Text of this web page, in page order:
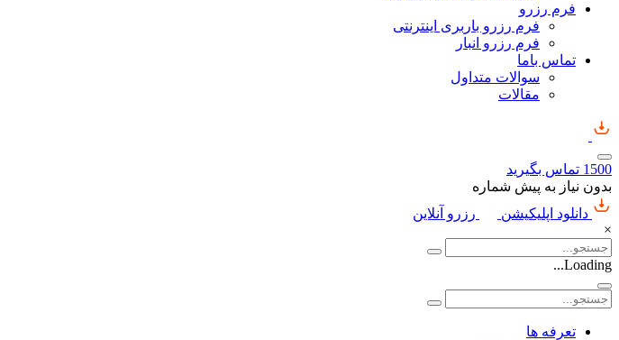
فرم رزرو
فرم رزرو باربری اینترنتی
فرم رزرو انبار
تماس باما
سوالات متداول
مقالات
1500 تماس بگیرید
بدون نیاز به پیش شماره
دانلود اپلیکیشن
رزرو آنلاین
×
Loading...
تعرفه ها